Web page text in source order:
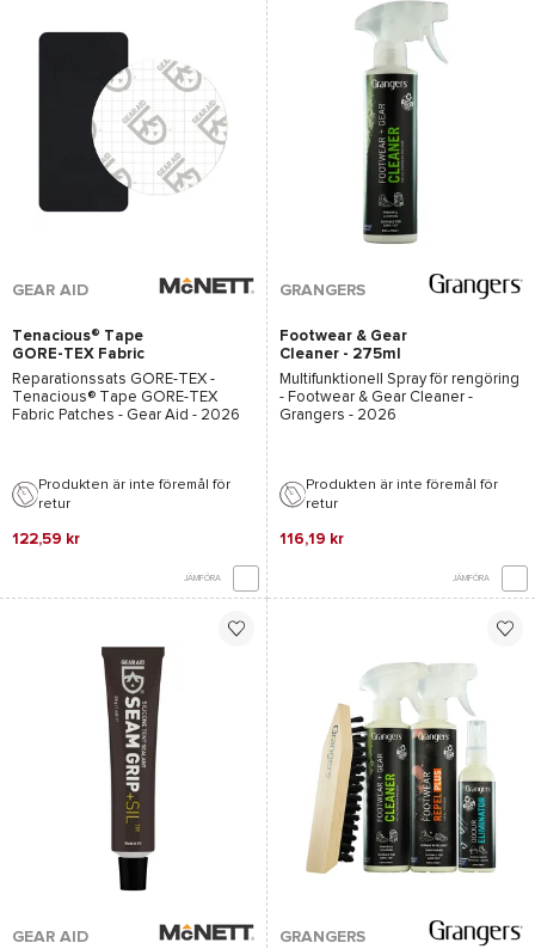
GEAR AID
Tenacious® Tape
GORE-TEX Fabric
Patches
Reparationssats GORE-TEX -
Tenacious® Tape GORE-TEX
Fabric Patches - Gear Aid - 2026
Produkten är inte föremål för
retur
122,59 kr
JÄMFÖRA
GRANGERS
Footwear & Gear
Cleaner - 275ml
Multifunktionell Spray för rengöring
- Footwear & Gear Cleaner -
Grangers - 2026
Produkten är inte föremål för
retur
116,19 kr
JÄMFÖRA
GEAR AID GRANGERS